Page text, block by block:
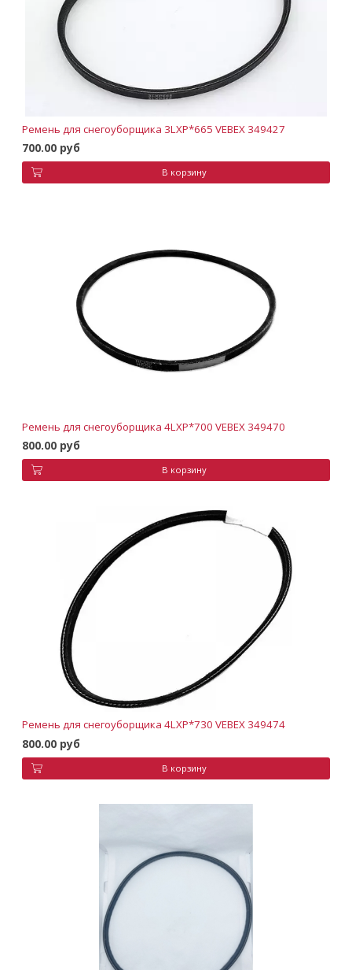
Ремень для снегоуборщика 3LXP*665 VEBEX 349427
700.00 руб
В корзину
Ремень для снегоуборщика 4LXP*700 VEBEX 349470
800.00 руб
В корзину
Ремень для снегоуборщика 4LXP*730 VEBEX 349474
800.00 руб
В корзину